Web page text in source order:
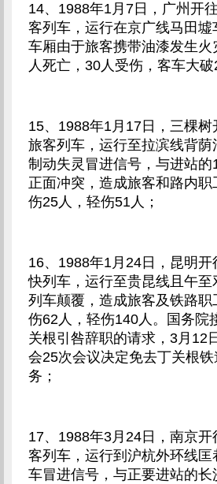
14、1988年1月7日，广州开
客列车，运行在京广线马田墟
车厢由于旅客携带油漆发生
人死亡，30人受伤，客车大破
15、1988年1月17日，三棵树
旅客列车，运行至拉滨线背
制动失灵冒进信号，与进站的
正面冲突，造成旅客和路内职
伤25人，轻伤51人；
16、1988年1月24日，昆明
快列车，运行至贵昆线且午
列车颠覆，造成旅客及铁路职
伤62人，轻伤140人。国务院
关根引咎辞职的请求，3月12
会25次会议决定免去丁关根
务；
17、1988年3月24日，南京
客列车，运行到沪杭外环线匡
车冒进信号，与正要进站的